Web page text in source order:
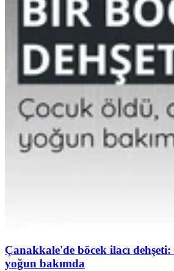
Çanakkale'de böcek ilacı
yoğun bakımda